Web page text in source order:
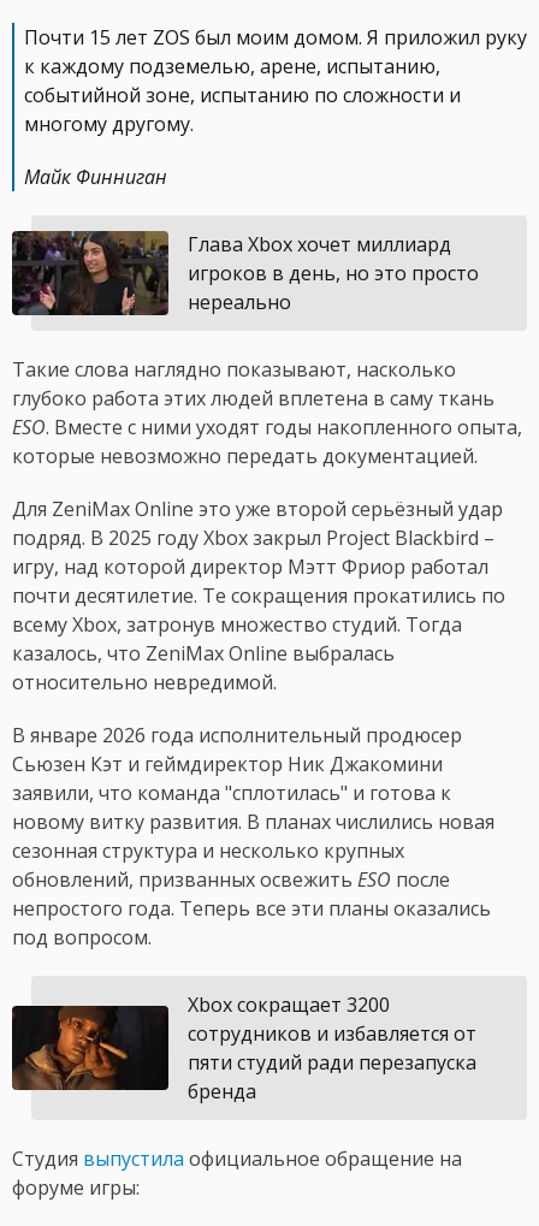
Почти 15 лет ZOS был моим домом. Я приложил руку
к каждому подземелью, арене, испытанию,
событийной зоне, испытанию по сложности и
многому другому.
Майк Финниган
Глава Xbox хочет миллиард
игроков в день, но это просто
нереально
Такие слова наглядно показывают, насколько
глубоко работа этих людей вплетена в саму ткань
ESO. Вместе с ними уходят годы накопленного опыта,
которые невозможно передать документацией.
Для ZeniMax Online это уже второй серьёзный удар
подряд. В 2025 году Xbox закрыл Project Blackbird –
игру, над которой директор Мэтт Фриор работал
почти десятилетие. Те сокращения прокатились по
всему Xbox, затронув множество студий. Тогда
казалось, что ZeniMax Online выбралась
относительно невредимой.
В январе 2026 года исполнительный продюсер
Сьюзен Кэт и геймдиректор Ник Джакомини
заявили, что команда "сплотилась" и готова к
новому витку развития. В планах числились новая
сезонная структура и несколько крупных
обновлений, призванных освежить ESO после
непростого года. Теперь все эти планы оказались
под вопросом.
Xbox сокращает 3200
сотрудников и избавляется от
пяти студий ради перезапуска
бренда
Студия выпустила официальное обращение на
форуме игры: